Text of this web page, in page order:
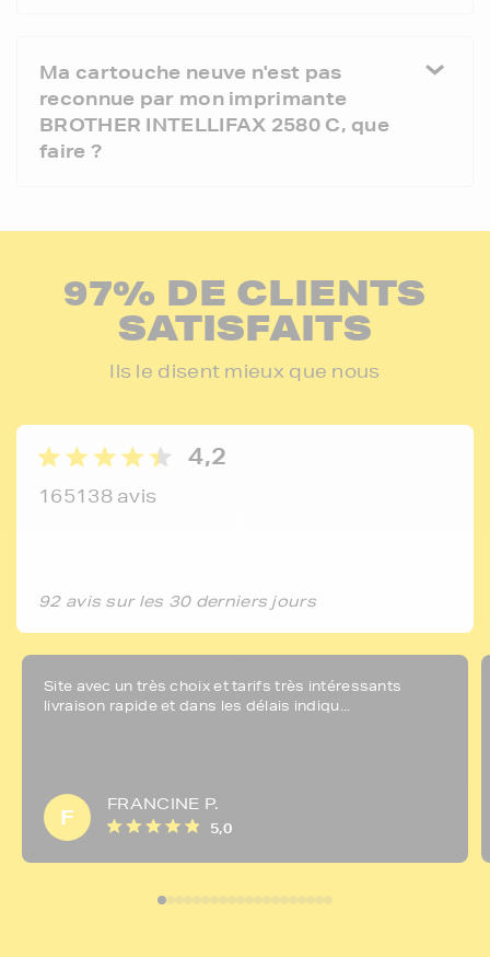
Ma cartouche neuve n'est pas
reconnue par mon imprimante
BROTHER INTELLIFAX 2580 C, que
faire ?
97% DE CLIENTS
SATISFAITS
Ils le disent mieux que nous
4,2
165138 avis
92 avis sur les 30 derniers jours
Site avec un très choix et tarifs très intéressants
livraison rapide et dans les délais indiqu...
F
FRANCINE P.
5,0